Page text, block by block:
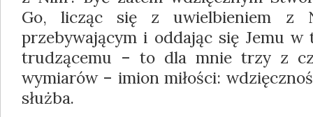
Go, licząc się z uwielbieniem z
przebywającym i oddając się Jemu
trudzącemu – to dla mnie trzy z
wymiarów – imion miłości:
służba.